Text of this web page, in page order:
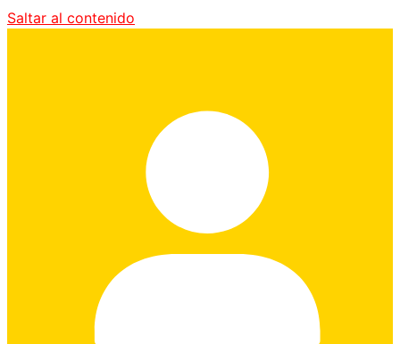
Saltar al contenido